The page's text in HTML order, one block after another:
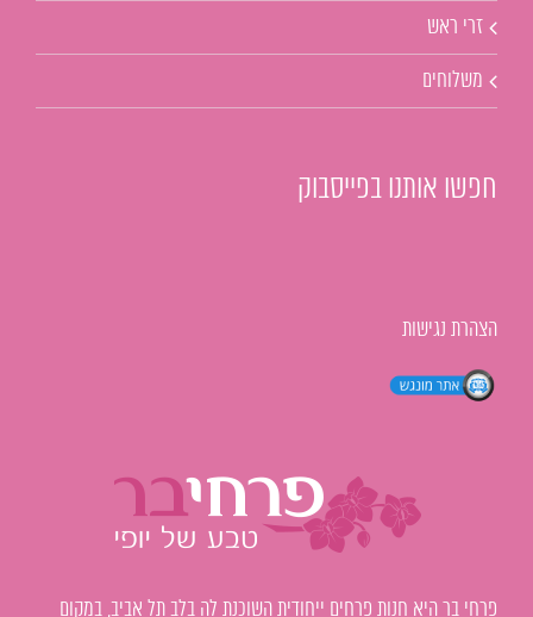
זרי ראש
משלוחים
חפשו אותנו בפייסבוק
הצהרת נגישות
פרחי בר היא חנות פרחים ייחודית השוכנת לה בלב תל אביב, במקום